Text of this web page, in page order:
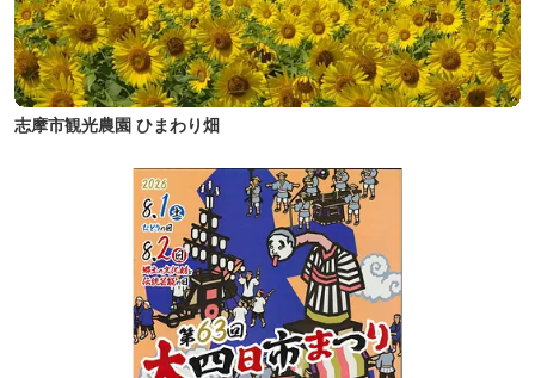
志摩市観光農園 ひまわり畑